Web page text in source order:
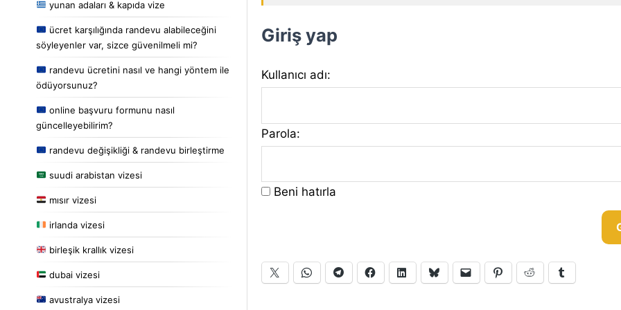
yunan adaları & kapıda vize
ücret karşılığında randevu alabileceğini
söyleyenler var, sizce güvenilmeli mi?
randevu ücretini nasıl ve hangi yöntem ile
ödüyorsunuz?
online başvuru formunu nasıl
güncelleyebilirim?
randevu değişikliği & randevu birleştirme
suudi arabistan vizesi
mısır vizesi
irlanda vizesi
birleşik krallık vizesi
dubai vizesi
avustralya vizesi
Giriş yap
Kullanıcı adı:
Parola:
Beni hatırla